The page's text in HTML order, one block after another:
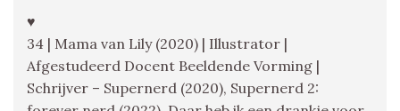
♥
34 | Mama van Lily (2020) | Illustrator |
Afgestudeerd Docent Beeldende Vorming |
Schrijver – Supernerd (2020), Supernerd 2: